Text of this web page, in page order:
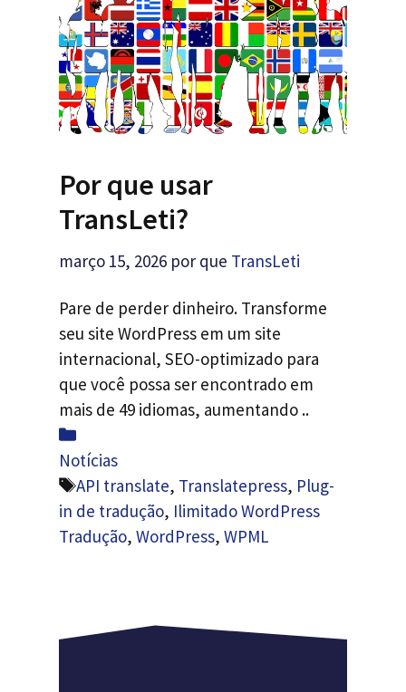
Por que usar
TransLeti?
março 15, 2026 por que TransLeti
Pare de perder dinheiro. Transforme
seu site WordPress em um site
internacional, SEO-optimizado para
que você possa ser encontrado em
mais de 49 idiomas, aumentando ..
Categorias
Notícias
Etiquetas
API translate, Translatepress, Plug-
in de tradução, Ilimitado WordPress
Tradução, WordPress, WPML